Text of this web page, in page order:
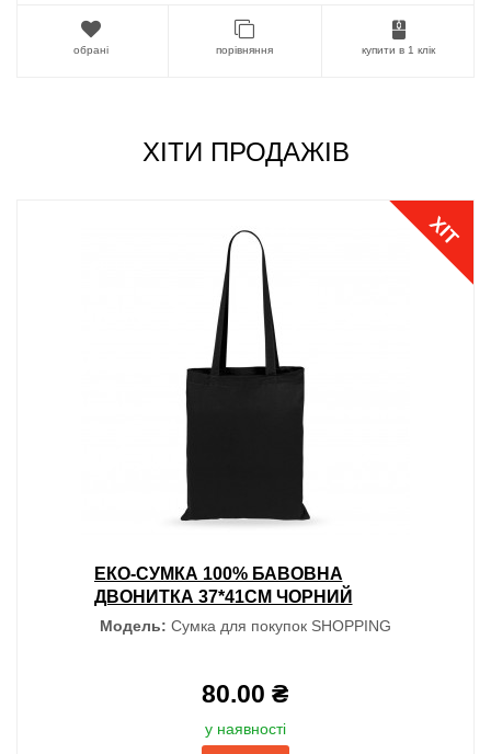
обрані порівняння купити в 1 клік
ХІТИ ПРОДАЖІВ
ХІТ
ЕКО-СУМКА 100% БАВОВНА
ДВОНИТКА 37*41СМ ЧОРНИЙ
Модель: Сумка для покупок SHOPPING
80.00 ₴
у наявності